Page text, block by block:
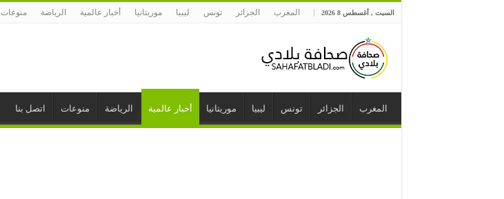
السبت , أغسطس 8 2026 المغرب الجزائر تونس ليبيا موريتانيا أخبار عالمية الرياضة منوعات
المغرب الجزائر تونس ليبيا موريتانيا أخبار عالمية الرياضة منوعات اتصل بنا